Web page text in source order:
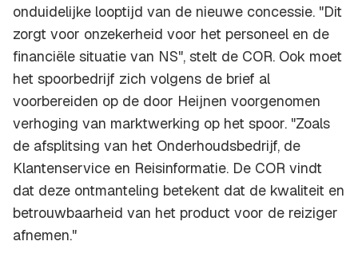
onduidelijke looptijd van de nieuwe concessie. "Dit
zorgt voor onzekerheid voor het personeel en de
financiële situatie van NS", stelt de COR. Ook moet
het spoorbedrijf zich volgens de brief al
voorbereiden op de door Heijnen voorgenomen
verhoging van marktwerking op het spoor. "Zoals
de afsplitsing van het Onderhoudsbedrijf, de
Klantenservice en Reisinformatie. De COR vindt
dat deze ontmanteling betekent dat de kwaliteit en
betrouwbaarheid van het product voor de reiziger
afnemen."